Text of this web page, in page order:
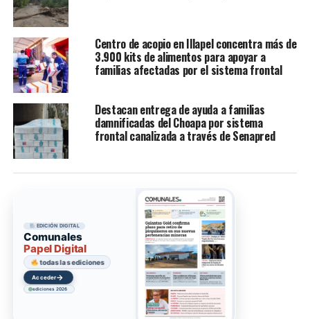
Centro de acopio en Illapel concentra más de
3.900 kits de alimentos para apoyar a
familias afectadas por el sistema frontal
Destacan entrega de ayuda a familias
damnificadas del Choapa por sistema
frontal canalizada a través de Senapred
EDICIÓN DIGITAL
Comunales
Papel Digital
todas las ediciones
Acceder→
ediciones 2026